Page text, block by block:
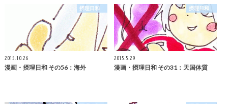
摂理日和
2015.10.26
漫画・摂理日和 その56：海外
摂理日和
2015.5.29
漫画・摂理日和 その31：天国体質